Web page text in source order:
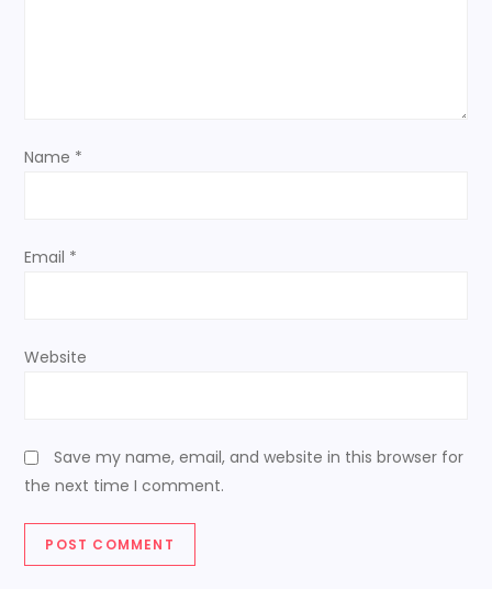
o
Name *
Email *
Website
Save my name, email, and website in this browser for
the next time I comment.